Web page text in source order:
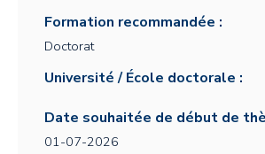
Formation recommandée :
Doctorat
Université / École doctorale :
Date souhaitée de début de
01-07-2026